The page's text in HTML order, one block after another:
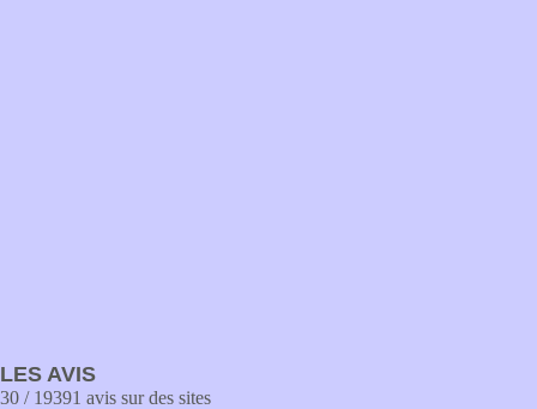
LES AVIS
30 / 19391 avis sur des sites